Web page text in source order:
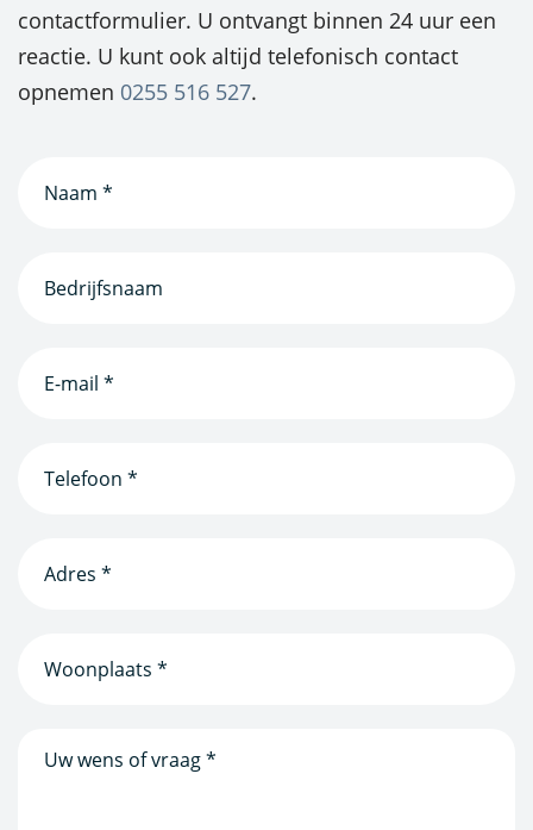
contactformulier. U ontvangt binnen 24 uur een
reactie. U kunt ook altijd telefonisch contact
opnemen 0255 516 527.
(Vereist)
(Vereist)
mailadres
(Vereist)
(Vereist)